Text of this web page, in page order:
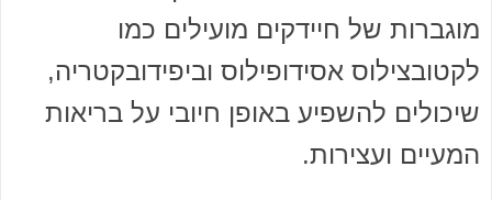
מוגברות של חיידקים מועילים כמו
לקטובצילוס אסידופילוס וביפידובקטריה,
שיכולים להשפיע באופן חיובי על בריאות
המעיים ועצירות.